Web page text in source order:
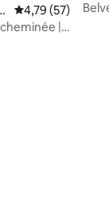
Évaluation
4,79 (57)
|